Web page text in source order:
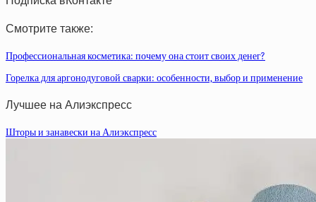
Смотрите также:
Профессиональная косметика: почему она стоит своих денег?
Горелка для аргонодуговой сварки: особенности, выбор и применение
Лучшее на Алиэкспресс
Шторы и занавески на Алиэкспресс